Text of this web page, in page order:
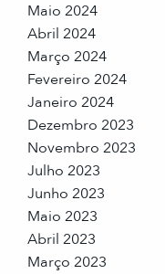
Maio 2024
Abril 2024
Março 2024
Fevereiro 2024
Janeiro 2024
Dezembro 2023
Novembro 2023
Julho 2023
Junho 2023
Maio 2023
Abril 2023
Março 2023